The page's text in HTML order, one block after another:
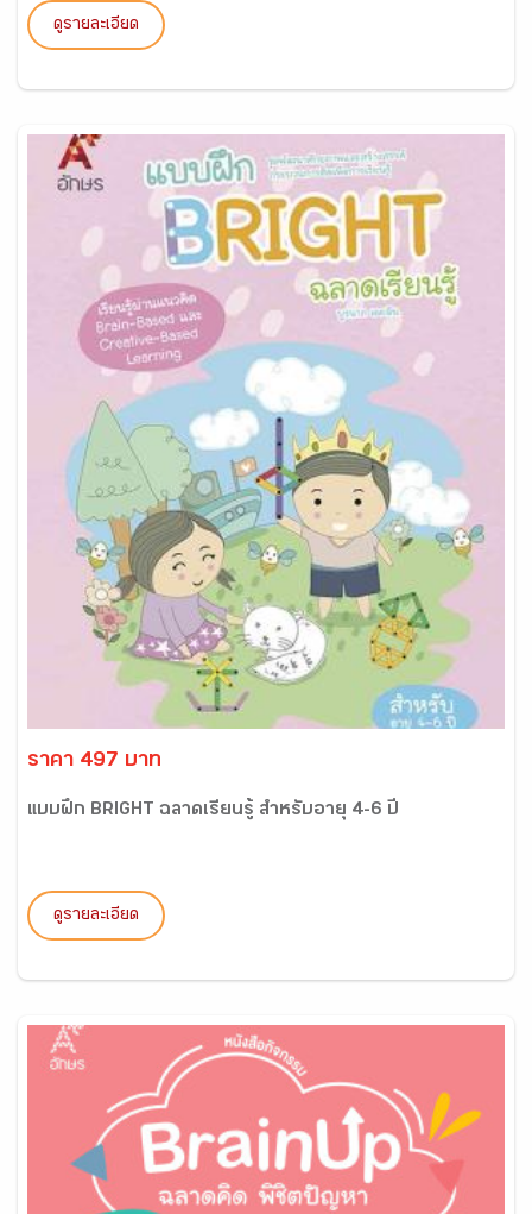
ดูรายละเอียด
ราคา 497 บาท
แบบฝึก BRIGHT ฉลาดเรียนรู้ สำหรับอายุ 4-6 ปี
ดูรายละเอียด